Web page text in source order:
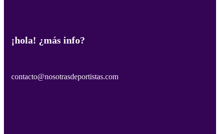
¡hola! ¿más info?
contacto@nosotrasdeportistas.com